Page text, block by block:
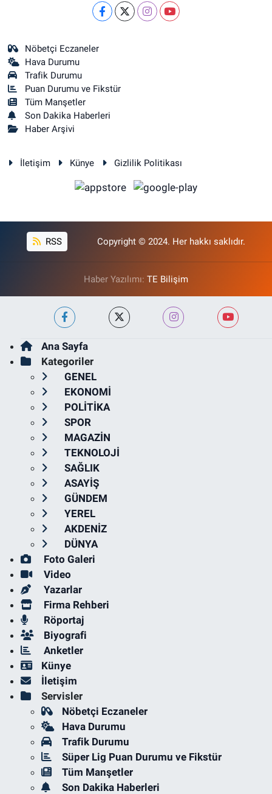
Nöbetçi Eczaneler
Hava Durumu
Trafik Durumu
Puan Durumu ve Fikstür
Tüm Manşetler
Son Dakika Haberleri
Haber Arşivi
İletişim Künye Gizlilik Politikası
RSS Copyright © 2024. Her hakkı saklıdır.
Haber Yazılımı: TE Bilişim
Ana Sayfa
Kategoriler
GENEL
EKONOMİ
POLİTİKA
SPOR
MAGAZİN
TEKNOLOJİ
SAĞLIK
ASAYİŞ
GÜNDEM
YEREL
AKDENİZ
DÜNYA
Foto Galeri
Video
Yazarlar
Firma Rehberi
Röportaj
Biyografi
Anketler
Künye
İletişim
Servisler
Nöbetçi Eczaneler
Hava Durumu
Trafik Durumu
Süper Lig Puan Durumu ve Fikstür
Tüm Manşetler
Son Dakika Haberleri